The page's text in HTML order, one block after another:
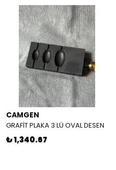
CAMGEN
GRAFİT PLAKA 3 LÜ OVAL DESEN
₺ 1,340.67